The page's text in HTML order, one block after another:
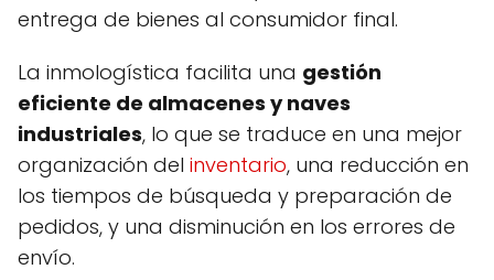
entrega de bienes al consumidor final.
La inmologística facilita una gestión
eficiente de almacenes y naves
industriales, lo que se traduce en una mejor
organización del inventario, una reducción en
los tiempos de búsqueda y preparación de
pedidos, y una disminución en los errores de
envío.